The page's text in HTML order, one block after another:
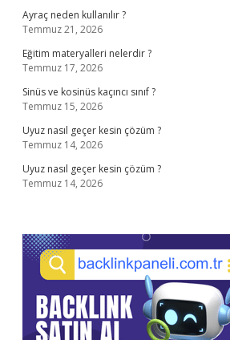
Ayraç neden kullanılır ?
Temmuz 21, 2026
Eğitim materyalleri nelerdir ?
Temmuz 17, 2026
Sinüs ve kosinüs kaçıncı sınıf ?
Temmuz 15, 2026
Uyuz nasıl geçer kesin çözüm ?
Temmuz 14, 2026
Uyuz nasıl geçer kesin çözüm ?
Temmuz 14, 2026